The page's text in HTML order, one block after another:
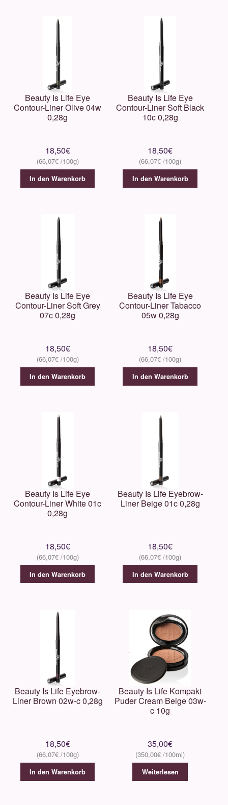
Beauty Is Life Eye
Contour-Liner Olive 04w
0,28g
18,50€
66,07€
In den Warenkorb
Beauty Is Life Eye
Contour-Liner Soft Black
10c 0,28g
18,50€
66,07€
In den Warenkorb
Beauty Is Life Eye
Contour-Liner Soft Grey
07c 0,28g
18,50€
66,07€
In den Warenkorb
Beauty Is Life Eye
Contour-Liner Tabacco
05w 0,28g
18,50€
66,07€
In den Warenkorb
Beauty Is Life Eye
Contour-Liner White 01c
0,28g
18,50€
66,07€
In den Warenkorb
Beauty Is Life Eyebrow-
Liner Beige 01c 0,28g
18,50€
66,07€
In den Warenkorb
Beauty Is Life Eyebrow-
Liner Brown 02w-c 0,28g
18,50€
66,07€
In den Warenkorb
Beauty Is Life Kompakt
Puder Cream Beige 03w-
c 10g
35,00€
350,00€
Weiterlesen